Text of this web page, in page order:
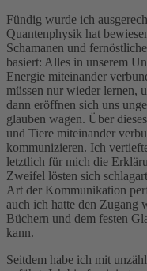
Fündig wurde ich
Quantenphysik hat
Schamanen und
basiert: Alles in unserem
Energie miteinander
müssen nur wieder lernen,
dann eröffnen sich uns
glauben wagen. Über
und Tiere miteinander
kommunizieren. Ich
letztlich für mich die
Zweifel lösten sich
Art der Kommunikation
auch ich hatte den Zugang
Büchern und dem festen
kann.
Seitdem habe ich mit